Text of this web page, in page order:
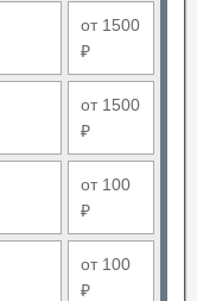
от 1500
₽
от 1500
₽
от 100
₽
от 100
₽